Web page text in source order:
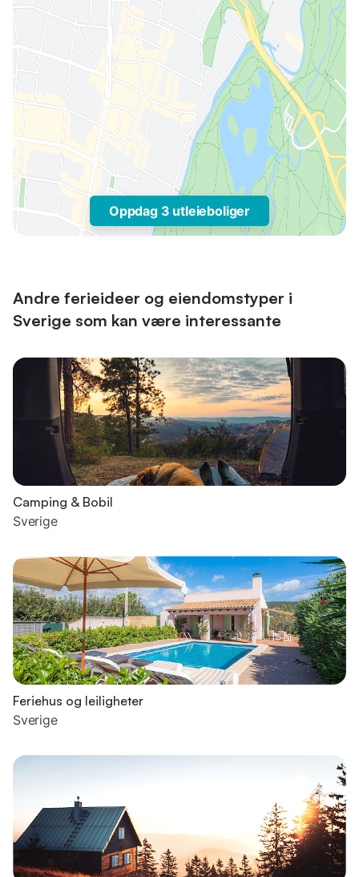
Oppdag 3 utleieboliger
Andre ferieideer og eiendomstyper i
Sverige som kan være interessante
Camping & Bobil
Sverige
Feriehus og leiligheter
Sverige